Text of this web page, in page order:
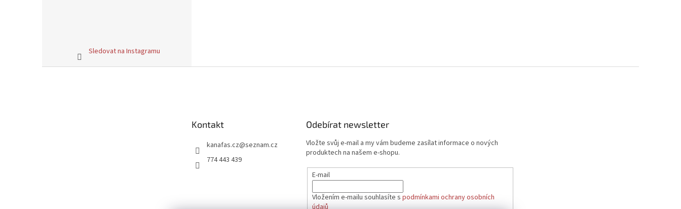
Sledovat na Instagramu
Kontakt
kanafas.cz@seznam.cz
774 443 439
Odebírat newsletter
Vložte svůj e-mail a my vám budeme zasílat informace o nových
produktech na našem e-shopu.
E-mail
Vložením e-mailu souhlasíte s podmínkami ochrany osobních
údajů